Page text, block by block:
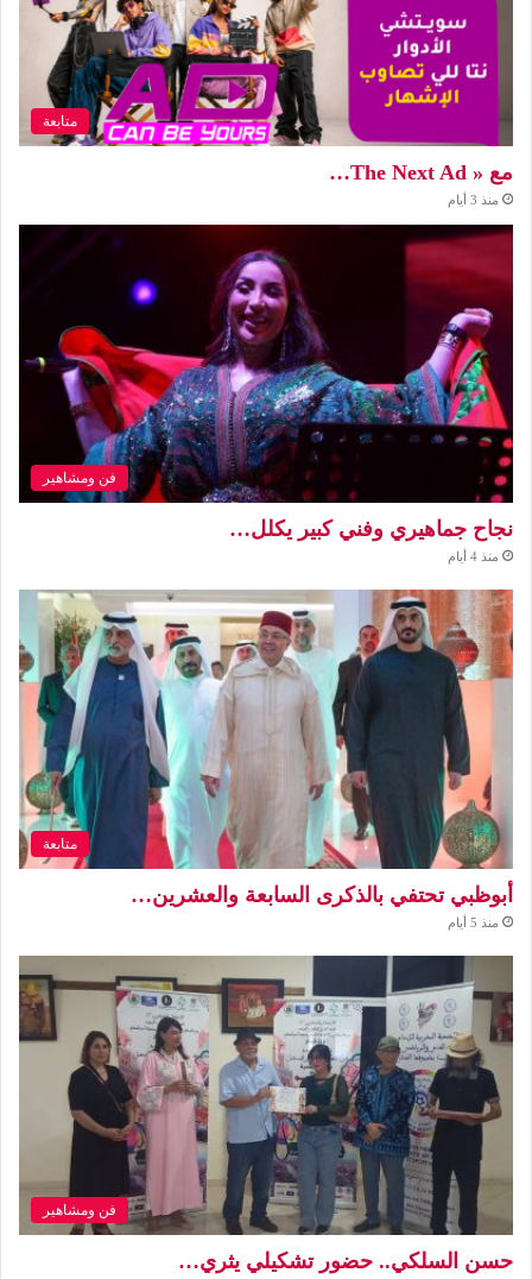
متابعة
مع « The Next Ad…
منذ 3 أيام
فن ومشاهير
نجاح جماهيري وفني كبير يكلل…
منذ 4 أيام
متابعة
أبوظبي تحتفي بالذكرى السابعة والعشرين…
منذ 5 أيام
فن ومشاهير
حسن السلكي.. حضور تشكيلي يثري…